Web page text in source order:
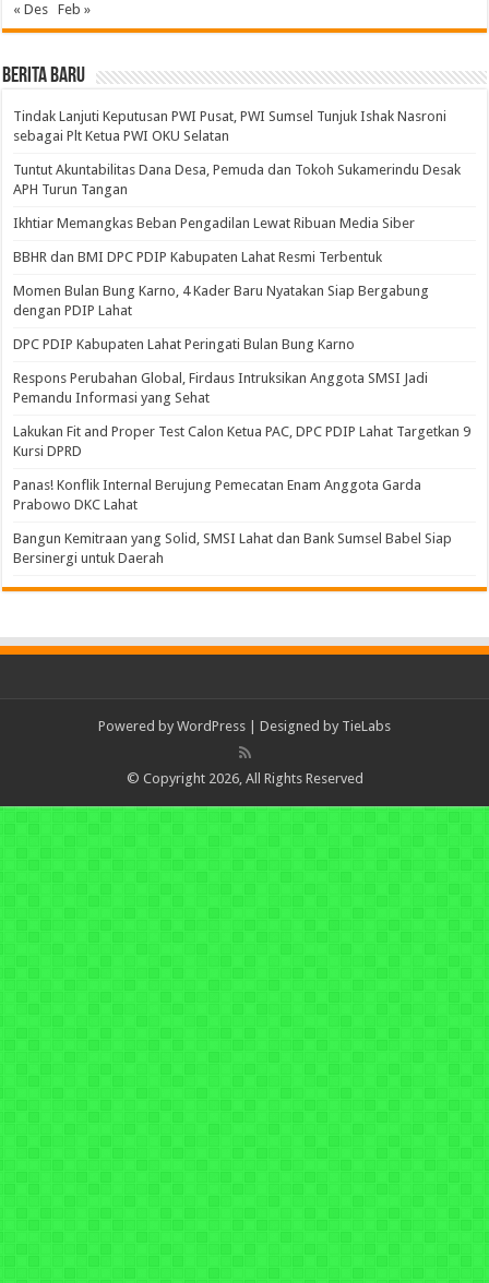
« Des
Feb »
BERITA BARU
Tindak Lanjuti Keputusan PWI Pusat, PWI Sumsel Tunjuk Ishak Nasroni
sebagai Plt Ketua PWI OKU Selatan
Tuntut Akuntabilitas Dana Desa, Pemuda dan Tokoh Sukamerindu Desak
APH Turun Tangan
Ikhtiar Memangkas Beban Pengadilan Lewat Ribuan Media Siber
BBHR dan BMI DPC PDIP Kabupaten Lahat Resmi Terbentuk
Momen Bulan Bung Karno, 4 Kader Baru Nyatakan Siap Bergabung
dengan PDIP Lahat
DPC PDIP Kabupaten Lahat Peringati Bulan Bung Karno
Respons Perubahan Global, Firdaus Intruksikan Anggota SMSI Jadi
Pemandu Informasi yang Sehat
Lakukan Fit and Proper Test Calon Ketua PAC, DPC PDIP Lahat Targetkan 9
Kursi DPRD
Panas! Konflik Internal Berujung Pemecatan Enam Anggota Garda
Prabowo DKC Lahat
Bangun Kemitraan yang Solid, SMSI Lahat dan Bank Sumsel Babel Siap
Bersinergi untuk Daerah
Powered by WordPress | Designed by TieLabs
© Copyright 2026, All Rights Reserved